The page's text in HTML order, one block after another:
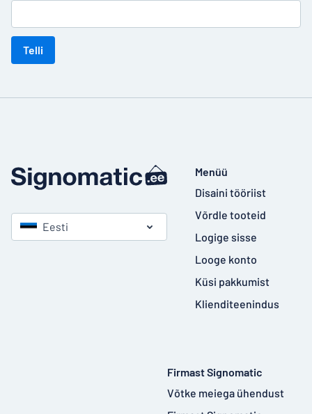
Telli
Eesti
Menüü
Disaini tööriist
Võrdle tooteid
Logige sisse
Looge konto
Küsi pakkumist
Klienditeenindus
Firmast Signomatic
Võtke meiega ühendust